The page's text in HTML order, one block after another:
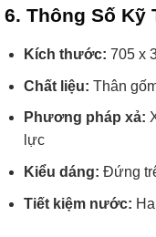
6. Thông Số Kỹ
Kích thước: 705 x
Chất liệu: Thân
Phương pháp xả:
lực
Kiểu dáng: Đứng
Tiết kiệm nước: